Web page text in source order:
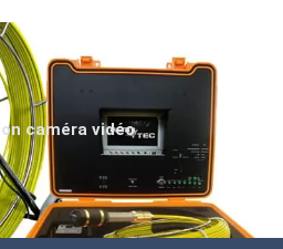
caméra vidéo